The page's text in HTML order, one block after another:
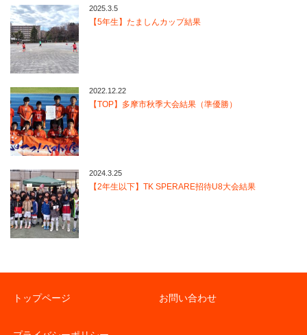
2025.3.5
【5年生】たましんカップ結果
2022.12.22
【TOP】多摩市秋季大会結果（準優勝）
2024.3.25
【2年生以下】TK SPERARE招待U8大会結果
トップページ お問い合わせ